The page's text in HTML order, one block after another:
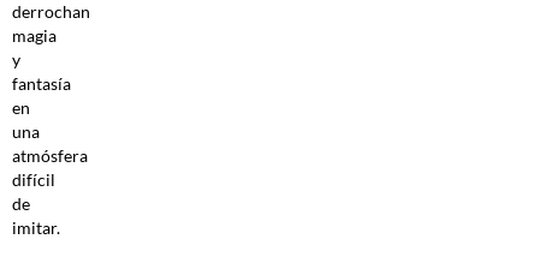
derrochan
magia
y
fantasía
en
una
atmósfera
difícil
de
imitar.